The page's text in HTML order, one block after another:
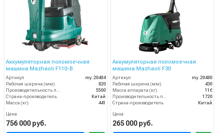
Аккумуляторная поломоечная
машина Mazhaoli F110-B
Артикул
my.20484
Рабочая ширина (мм)
820
Производительность по площади (м2/ч)
5500
Страна-производитель
Китай
Масса (кг)
441
Цена
756 000 руб.
Аккумуляторная поломоечная
машина Mazhaoli F30
Артикул
my.20480
Рабочая ширина (мм)
430
Масса аппарата (кг)
116
Производительность по площади (м2/ч)
1720
Страна-производитель
Китай
Цена
265 000 руб.